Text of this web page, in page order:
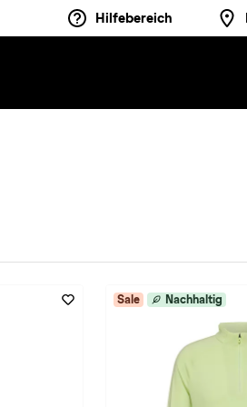
Hilfebereich
Sale Nachhaltig